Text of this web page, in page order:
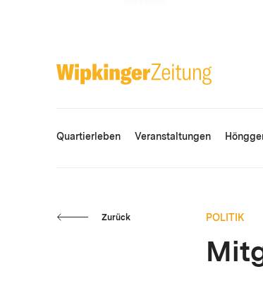
Quartierleben Veranstaltungen
Zurück POLITIK